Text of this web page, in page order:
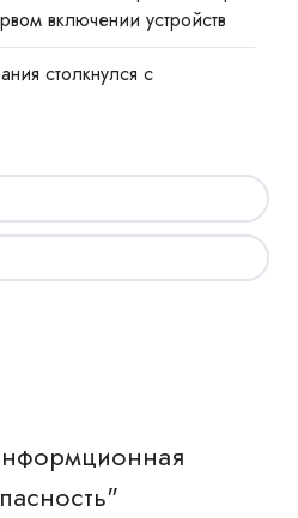
включении устройств
столкнулся с